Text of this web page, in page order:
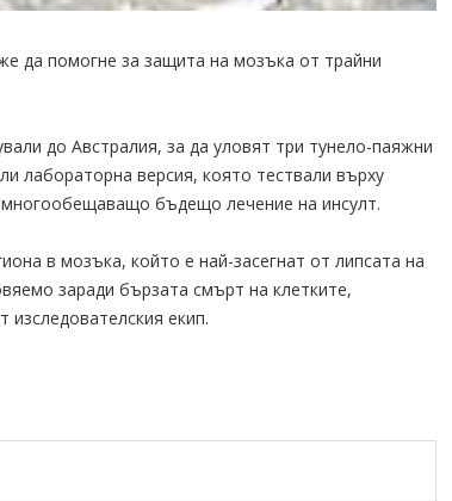
да помогне за защита на мозъка от трайни
до Австралия, за да уловят три тунело-паяжни
лабораторна версия, която тествали върху
бъдещо лечение на инсулт.
в мозъка, който е най-засегнат от липсата на
заради бързата смърт на клетките,
екип.